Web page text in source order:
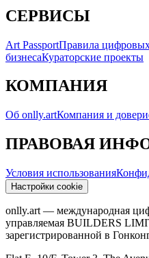
СЕРВИСЫ
Art PassportПравила
бизнесаКураторские проекты
КОМПАНИЯ
Об onlly.artКомпания и
ПРАВОВАЯ
Условия использования
Настройки cookie
onlly.art — международная
управляемая BUILDERS
зарегистрированной в